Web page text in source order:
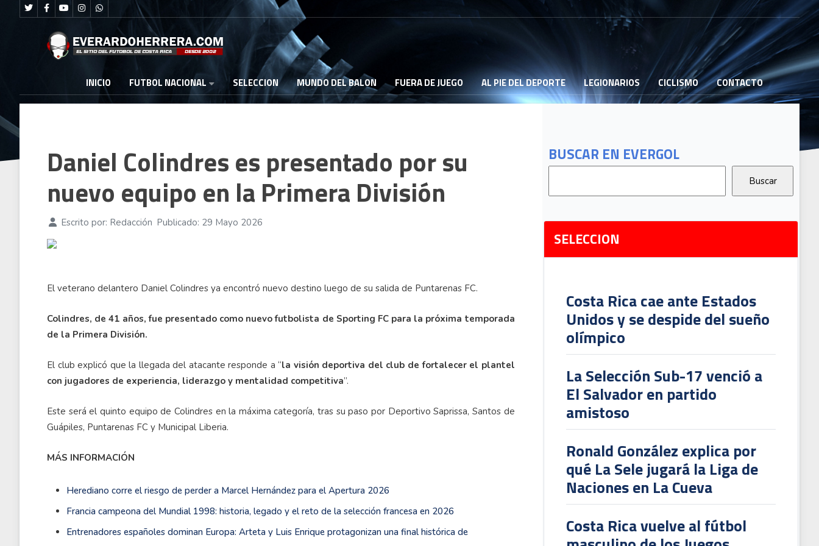
INICIO FUTBOL NACIONAL SELECCION MUNDO DEL BALON FUERA DE JUEGO AL PIE DEL DEPORTE LEGIONARIOS CICLISMO CONTACTO
BUSCAR EN EVERGOL
SELECCION
Costa Rica cae ante Estados
Unidos y se despide del sueño
olímpico
La Selección Sub-17 venció a
El Salvador en partido
amistoso
Ronald González explica por
qué La Sele jugará la Liga de
Naciones en La Cueva
Costa Rica vuelve al fútbol
Daniel Colindres es presentado por su
nuevo equipo en la Primera División
Escrito por: Redacción Publicado: 29 Mayo 2026
El veterano delantero Daniel Colindres ya encontró nuevo destino luego de su salida de Puntarenas FC.
Colindres, de 41 años, fue presentado como nuevo futbolista de Sporting FC para la próxima temporada
de la Primera División.
El club explicó que la llegada del atacante responde a “la visión deportiva del club de fortalecer el plantel
con jugadores de experiencia, liderazgo y mentalidad competitiva”.
Este será el quinto equipo de Colindres en la máxima categoría, tras su paso por Deportivo Saprissa, Santos de
Guápiles, Puntarenas FC y Municipal Liberia.
MÁS INFORMACIÓN
Herediano corre el riesgo de perder a Marcel Hernández para el Apertura 2026
Francia campeona del Mundial 1998: historia, legado y el reto de la selección francesa en 2026
Entrenadores españoles dominan Europa: Arteta y Luis Enrique protagonizan una final histórica de